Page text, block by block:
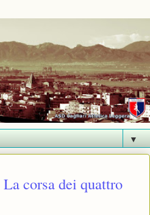
▼
corsa dei quattro